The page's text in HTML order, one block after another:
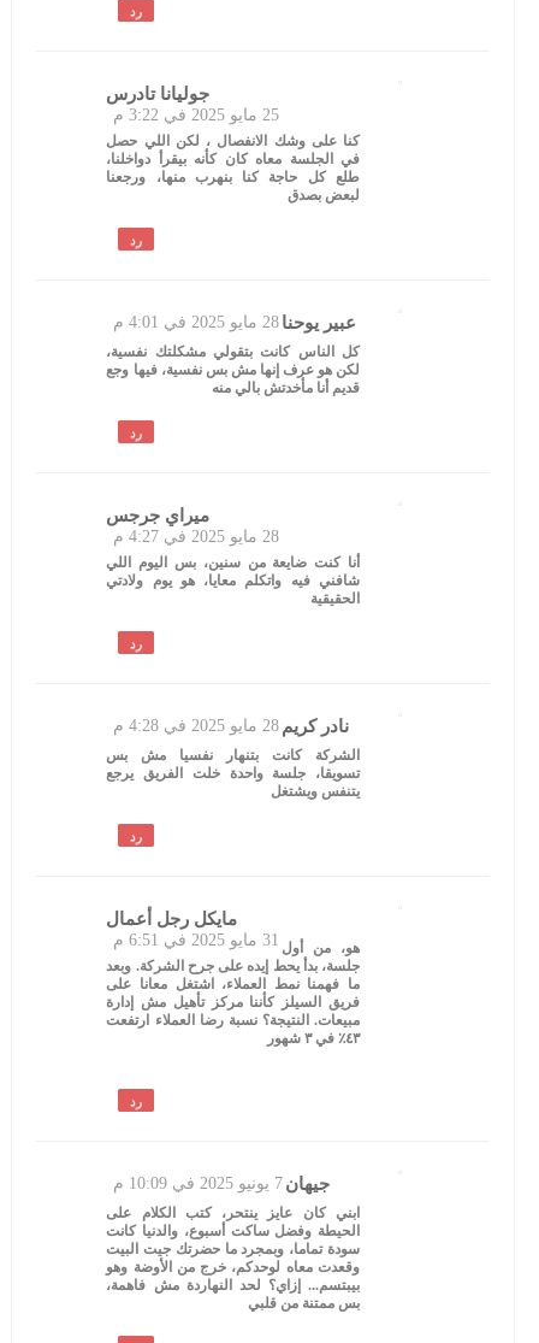
رد
جوليانا تادرس
25 مايو 2025 في 3:22 م
كنا على وشك الانفصال ، لكن اللي حصل
في الجلسة معاه كان كأنه بيقرأ دواخلنا،
طلع كل حاجة كنا بنهرب منها، ورجعنا
لبعض بصدق
رد
عبير يوحنا 28 مايو 2025 في 4:01 م
كل الناس كانت بتقولي مشكلتك نفسية،
لكن هو عرف إنها مش بس نفسية، فيها وجع
قديم أنا مأخدتش بالي منه
رد
ميراي جرجس
28 مايو 2025 في 4:27 م
أنا كنت ضايعة من سنين، بس اليوم اللي
شافني فيه واتكلم معايا، هو يوم ولادتي
الحقيقية
رد
نادر كريم 28 مايو 2025 في 4:28 م
الشركة كانت بتنهار نفسيا مش بس
تسويقا، جلسة واحدة خلت الفريق يرجع
يتنفس ويشتغل
رد
مايكل رجل أعمال
31 مايو 2025 في 6:51 م هو، من أول
جلسة، بدأ يحط إيده على جرح الشركة. وبعد
ما فهمنا نمط العملاء، اشتغل معانا على
فريق السيلز كأننا مركز تأهيل مش إدارة
مبيعات. النتيجة؟ نسبة رضا العملاء ارتفعت
٤٣٪ في ٣ شهور
رد
جيهان 7 يونيو 2025 في 10:09 م
ابني كان عايز ينتحر، كتب الكلام على
الحيطة وفضل ساكت أسبوع، والدنيا كانت
سودة تماما، وبمجرد ما حضرتك جيت البيت
وقعدت معاه لوحدكم، خرج من الأوضة وهو
بيبتسم... إزاي؟ لحد النهاردة مش فاهمة،
بس ممتنة من قلبي